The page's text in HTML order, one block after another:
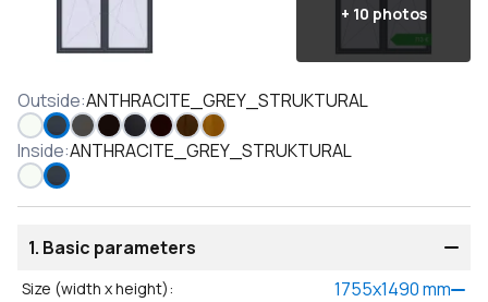
+ 10 photos
Outside:ANTHRACITE_GREY_STRUKTURAL
Inside:ANTHRACITE_GREY_STRUKTURAL
1. Basic parameters
Size (width x height): 1755x1490mm